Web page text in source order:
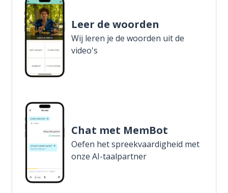
Leer de woorden
Wij leren je de woorden uit de
video's
Chat met MemBot
Oefen het spreekvaardigheid met
onze AI-taalpartner